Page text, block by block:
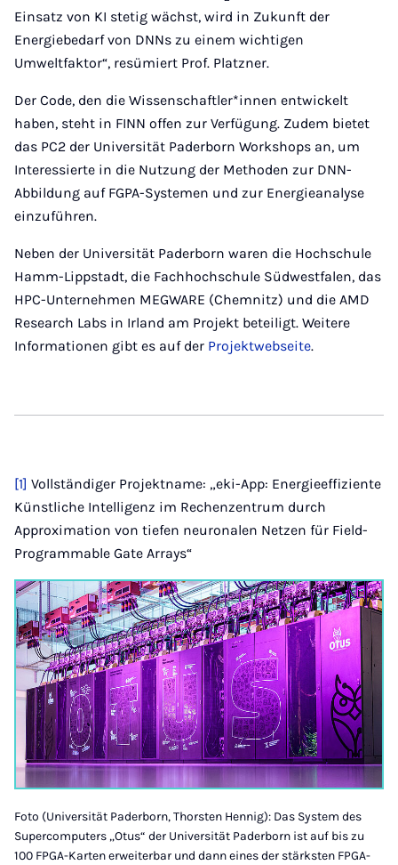
Einsatz von KI stetig wächst, wird in Zukunft der
Energiebedarf von DNNs zu einem wichtigen
Umweltfaktor“, resümiert Prof. Platzner.
Der Code, den die Wissenschaftler*innen entwickelt
haben, steht in FINN offen zur Verfügung. Zudem bietet
das PC2 der Universität Paderborn Workshops an, um
Interessierte in die Nutzung der Methoden zur DNN-
Abbildung auf FGPA-Systemen und zur Energieanalyse
einzuführen.
Neben der Universität Paderborn waren die Hochschule
Hamm-Lippstadt, die Fachhochschule Südwestfalen, das
HPC-Unternehmen MEGWARE (Chemnitz) und die AMD
Research Labs in Irland am Projekt beteiligt. Weitere
Informationen gibt es auf der Projektwebseite.
[1] Vollständiger Projektname: „eki-App: Energieeffiziente
Künstliche Intelligenz im Rechenzentrum durch
Approximation von tiefen neuronalen Netzen für Field-
Programmable Gate Arrays“
Foto (Universität Paderborn, Thorsten Hennig): Das System des
Supercomputers „Otus“ der Universität Paderborn ist auf bis zu
100 FPGA-Karten erweiterbar und dann eines der stärksten FPGA-